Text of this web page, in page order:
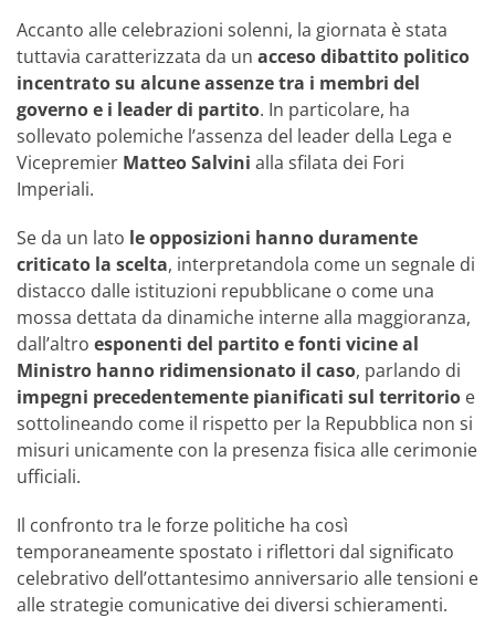
Accanto alle celebrazioni solenni, la giornata è stata
tuttavia caratterizzata da un acceso dibattito politico
incentrato su alcune assenze tra i membri del
governo e i leader di partito. In particolare, ha
sollevato polemiche l’assenza del leader della Lega e
Vicepremier Matteo Salvini alla sfilata dei Fori
Imperiali.
Se da un lato le opposizioni hanno duramente
criticato la scelta, interpretandola come un segnale di
distacco dalle istituzioni repubblicane o come una
mossa dettata da dinamiche interne alla maggioranza,
dall’altro esponenti del partito e fonti vicine al
Ministro hanno ridimensionato il caso, parlando di
impegni precedentemente pianificati sul territorio e
sottolineando come il rispetto per la Repubblica non si
misuri unicamente con la presenza fisica alle cerimonie
ufficiali.
Il confronto tra le forze politiche ha così
temporaneamente spostato i riflettori dal significato
celebrativo dell’ottantesimo anniversario alle tensioni e
alle strategie comunicative dei diversi schieramenti.